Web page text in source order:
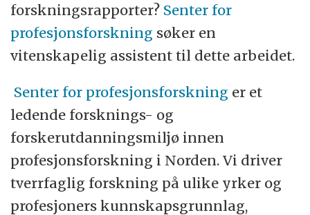
forskningsrapporter? Senter for
profesjonsforskning søker en
vitenskapelig assistent til dette arbeidet.
Senter for profesjonsforskning er et
ledende forsknings- og
forskerutdanningsmiljø innen
profesjonsforskning i Norden. Vi driver
tverrfaglig forskning på ulike yrker og
profesjoners kunnskapsgrunnlag,